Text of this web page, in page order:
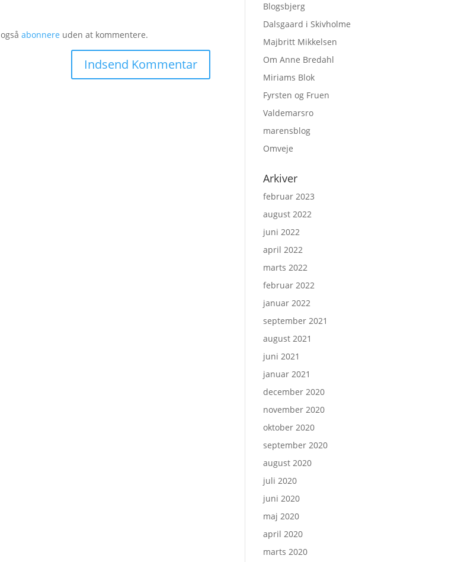
abonnere uden at kommentere.
Blogsbjerg
Dalsgaard i Skivholme
Majbritt Mikkelsen
Om Anne Bredahl
Miriams Blok
Fyrsten og Fruen
Valdemarsro
marensblog
Omveje
Arkiver
februar 2023
august 2022
juni 2022
april 2022
marts 2022
februar 2022
januar 2022
september 2021
august 2021
juni 2021
januar 2021
december 2020
november 2020
oktober 2020
september 2020
august 2020
juli 2020
juni 2020
maj 2020
april 2020
marts 2020